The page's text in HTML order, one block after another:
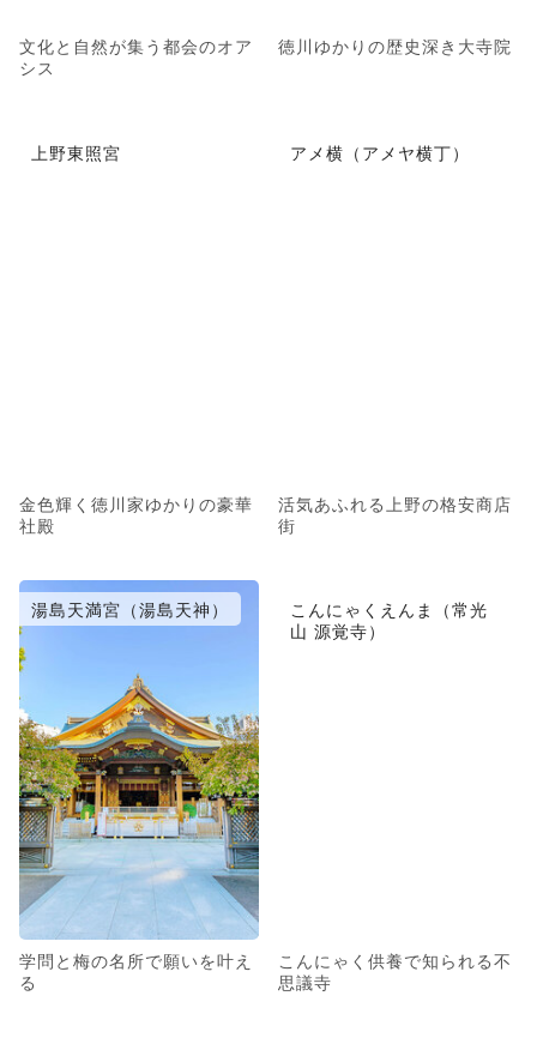
文化と自然が集う都会のオア
シス
徳川ゆかりの歴史深き大寺院
上野東照宮
金色輝く徳川家ゆかりの豪華
社殿
アメ横（アメヤ横丁）
活気あふれる上野の格安商店
街
湯島天満宮（湯島天神）
学問と梅の名所で願いを叶え
る
こんにゃくえんま（常光
山 源覚寺）
こんにゃく供養で知られる不
思議寺